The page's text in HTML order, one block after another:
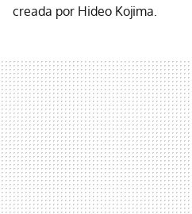
creada por Hideo Kojima.